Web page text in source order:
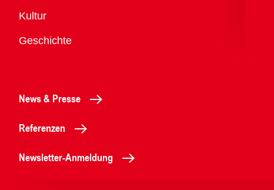
Kultur
Geschichte
News & Presse
Referenzen
Newsletter-Anmeldung